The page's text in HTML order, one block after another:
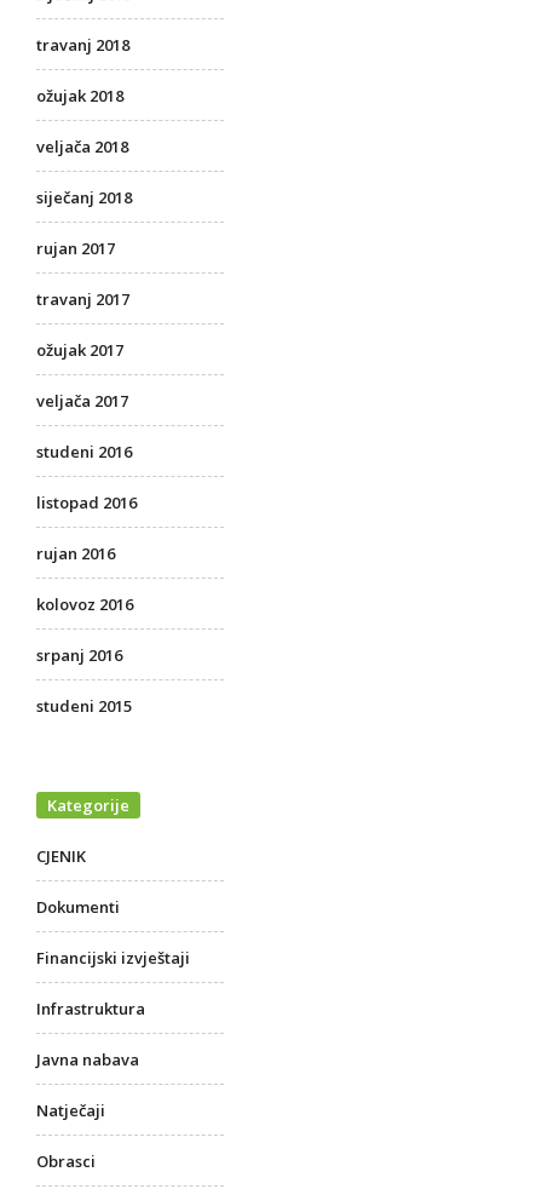
travanj 2018
ožujak 2018
veljača 2018
siječanj 2018
rujan 2017
travanj 2017
ožujak 2017
veljača 2017
studeni 2016
listopad 2016
rujan 2016
kolovoz 2016
srpanj 2016
studeni 2015
Kategorije
CJENIK
Dokumenti
Financijski izvještaji
Infrastruktura
Javna nabava
Natječaji
Obrasci